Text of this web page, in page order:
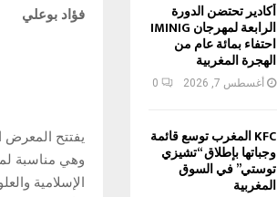
فؤاد بوعلي
يفتتح المعرض
وهي مناسبة
الإسلامية
أكادير تحتضن الدورة
الرابعة لمهرجان IMINIG
احتفاء بمائة عام من
الهجرة المغربية
أغسطس 7, 2026 0
KFC المغرب توسع قائمة
وجباتها بإطلاق “تشيزي
توستي” في السوق
المغربية